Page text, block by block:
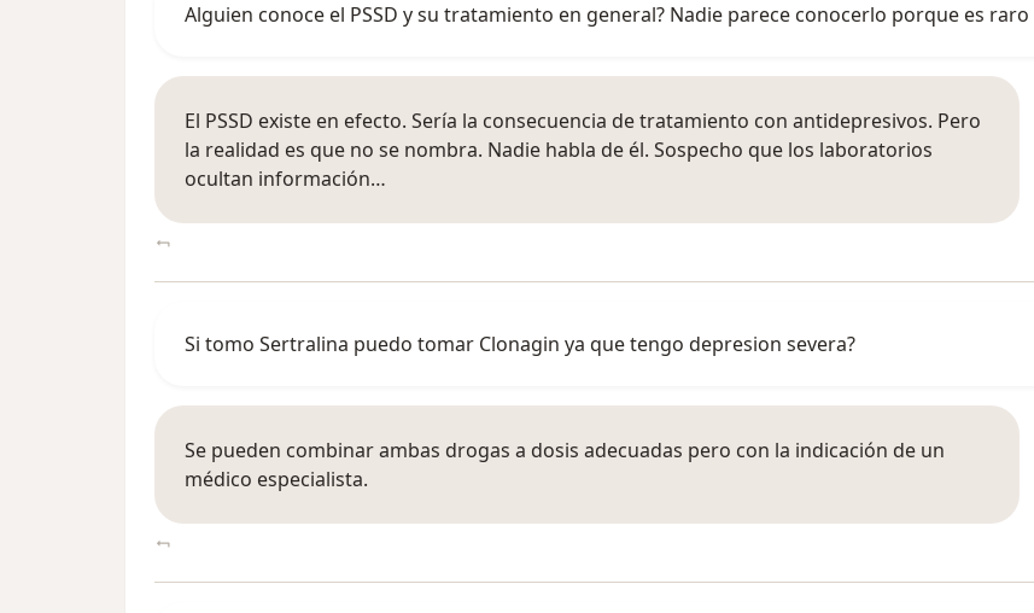
Alguien conoce el PSSD y su tratamiento en general? Nadie parece conocerlo porque es
El PSSD existe en efecto. Sería la consecuencia de tratamiento con antidepresivos. Pero
la realidad es que no se nombra. Nadie habla de él. Sospecho que los laboratorios
ocultan información…
Si tomo Sertralina puedo tomar Clonagin ya que tengo depresion severa?
Se pueden combinar ambas drogas a dosis adecuadas pero con la indicación de un
médico especialista.